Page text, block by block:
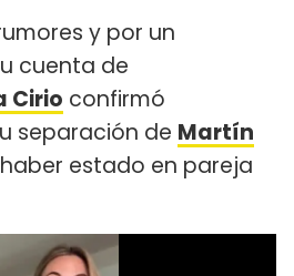
y por un
cuenta de
Cirio confirmó
separación de Martín
estado en pareja